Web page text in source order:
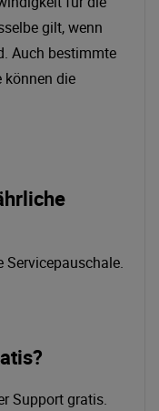
gilt, wenn
Auch bestimmte
können die
Servicepauschale.
Support gratis.